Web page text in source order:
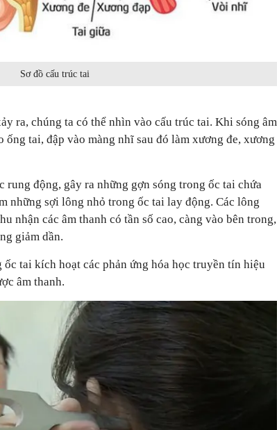
Sơ đồ cấu trúc tai
ra, chúng ta có thể nhìn vào cấu trúc tai. Khi sóng âm
ống tai, đập vào màng nhĩ sau đó làm xương đe, xương
rung động, gây ra những gợn sóng trong ốc tai chứa
những sợi lông nhỏ trong ốc tai lay động. Các lông
nhận các âm thanh có tần số cao, càng vào bên trong,
giảm dần.
tai kích hoạt các phản ứng hóa học truyền tín hiệu
âm thanh.